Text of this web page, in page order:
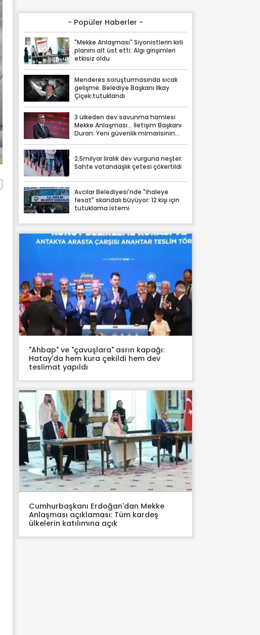
- Popüler Haberler -
"Mekke Anlaşması" Siyonistlerin kirli
planını alt üst etti: Algı girişimleri
etkisiz oldu
Menderes soruşturmasında sıcak
gelişme: Belediye Başkanı İlkay
Çiçek tutuklandı
3 ülkeden dev savunma hamlesi
Mekke Anlaşması… İletişim Başkanı
Duran: Yeni güvenlik mimarisinin
2,5milyar liralık dev vurguna neşter:
Sahte vatandaşlık çetesi çökertildi
Avcılar Belediyesi'nde "ihaleye
fesat" skandalı büyüyor: 12 kişi için
tutuklama istemi
"Ahbap" ve "çavuşlara" asrın kapağı:
Hatay'da hem kura çekildi hem dev
teslimat yapıldı
Cumhurbaşkanı Erdoğan'dan Mekke
Anlaşması açıklaması: Tüm kardeş
ülkelerin katılımına açık